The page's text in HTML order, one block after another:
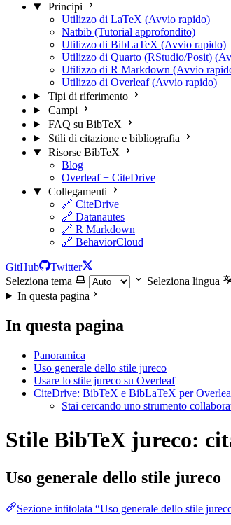
Principi
Utilizzo di LaTeX (Avvio rapido)
Natbib (Tutorial approfondito)
Utilizzo di BibLaTeX (Avvio rapido)
Utilizzo di Quarto (RStudio/Posit)
Utilizzo di R Markdown (Avvio
Utilizzo di Overleaf (Avvio rapido)
Tipi di riferimento
Campi
FAQ su BibTeX
Stili di citazione e bibliografia
Risorse BibTeX
Blog
Overleaf + CiteDrive
Collegamenti
🔗 CiteDrive
🔗 Datanautes
🔗 R Markdown
🔗 BehaviorCloud
GitHub
Twitter
Seleziona tema
Seleziona lingua
In questa pagina
In questa pagina
Panoramica
Uso generale dello stile jureco
Usare lo stile jureco su Overleaf
CiteDrive: BibTeX e BibLaTeX per
Stai cercando uno strumento
Stile BibTeX jureco:
Uso generale dello stile jureco
Sezione intitolata “Uso generale dello stile